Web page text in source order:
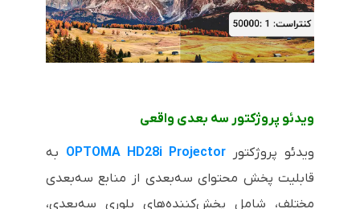
ویدئو پروژکتور سه بعدی واقعی
ویدئو پروژکتور OPTOMA HD28i Projector به
قابلیت پخش محتوای سه‌بعدی از منابع سه‌بعدی
مختلف، شامل پخش‌کننده‌های بلوری سه‌بعدی،